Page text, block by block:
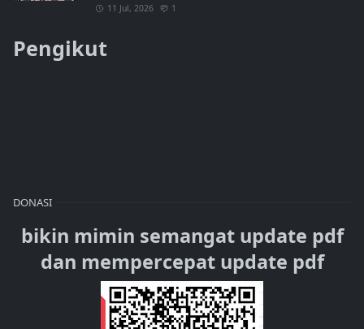
11 Jul, 2026 1
Pengikut
DONASI
bikin mimin semangat update pdf
dan mempercepat update pdf